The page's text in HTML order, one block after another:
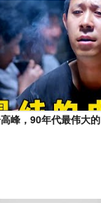
峰，90年代最伟大